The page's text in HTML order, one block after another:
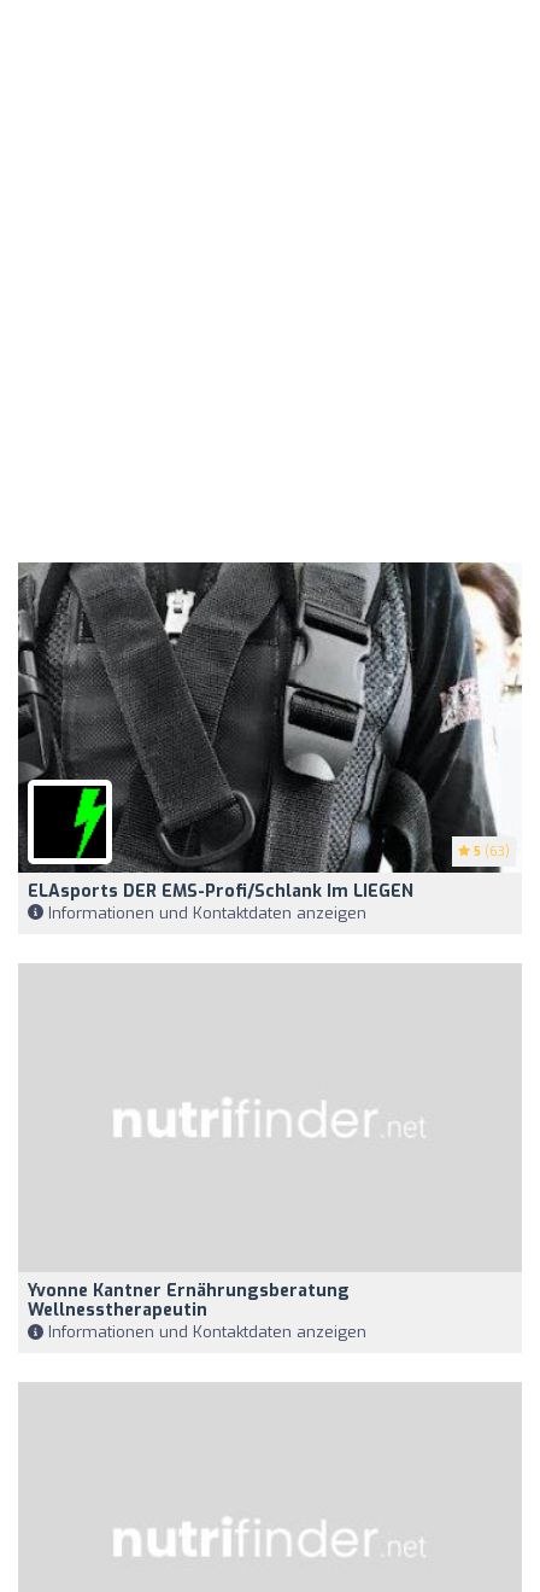
5 (63)
ELAsports DER EMS-Profi/Schlank Im LIEGEN
Informationen und Kontaktdaten anzeigen
Yvonne Kantner Ernährungsberatung
Wellnesstherapeutin
Informationen und Kontaktdaten anzeigen